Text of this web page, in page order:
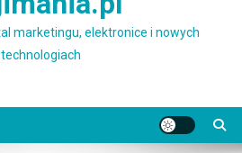
marketingu, elektronice i nowych
technologiach